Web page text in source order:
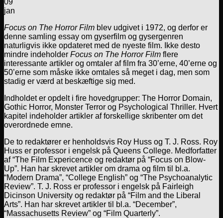
jan
Focus on The Horror Film blev udgivet i 1972, og derfor er
denne samling essay om gyserfilm og gysergenren
naturligvis ikke opdateret med de nyeste film. Ikke desto
mindre indeholder Focus on The Horror Film flere
interessante artikler og omtaler af film fra 30’erne, 40’erne og
50’erne som måske ikke omtales så meget i dag, men som
stadig er værd at beskæftige sig med.
Indholdet er opdelt i fire hovedgrupper: The Horror Domain,
Gothic Horror, Monster Terror og Psychological Thriller. Hvert
kapitel indeholder artikler af forskellige skribenter om det
overordnede emne.
De to redaktører er henholdsvis Roy Huss og T. J. Ross. Roy
Huss er professor i engelsk på Queens College. Medforfatter
af “The Film Expericence og redaktør på “Focus on Blow-
Up”. Han har skrevet artikler om drama og film til bl.a.
“Modern Drama”, “College English” og “The Psychoanalytic
Review”. T. J. Ross er professor i engelsk på Fairleigh
Dicinson University og redaktør på “Film and the Liberal
Arts”. Han har skrevet artikler til bl.a. “December”,
“Massachusetts Review” og “Film Quarterly”.